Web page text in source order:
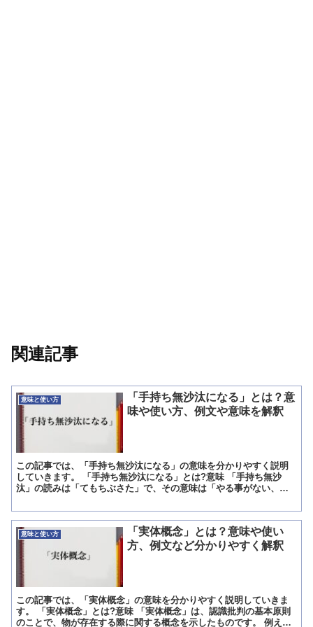
関連記事
意味と使い方
「手持ち無沙汰になる」とは？意
味や使い方、例文や意味を解釈
この記事では、「手持ち無沙汰になる」の意味を分かりやすく説明
していきます。 「手持ち無沙汰になる」とは?意味 「手持ち無沙
汰」の読みは「てもちぶさた」で、その意味は「やる事がない、所
意味と使い方
「実体概念」とは？意味や使い
方、例文など分かりやすく解釈
この記事では、「実体概念」の意味を分かりやすく説明していきま
す。 「実体概念」とは?意味 「実体概念」は、認識批判の基本原則
のことで、物が存在する際に関する概念を示したものです。 例え